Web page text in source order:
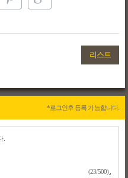
리스트
*로그인후 등록 가능합니다.
(23/500)